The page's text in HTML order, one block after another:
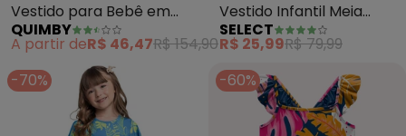
Vestido para Bebê em
Laise Estampado (Azul)
QUIMBY
A partir deR$ 46,47R$ 154,90
Vestido Infantil Meia
Malha Soft Touch (Azul)
SELECT
R$ 25,99R$ 79,99
-70%
-60%